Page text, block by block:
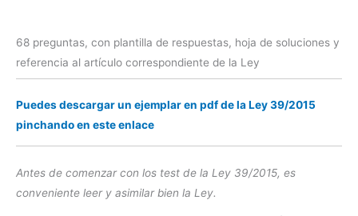
68 preguntas, con plantilla de respuestas, hoja de soluciones y
referencia al artículo correspondiente de la Ley
Puedes descargar un ejemplar en pdf de la Ley 39/2015
pinchando en este enlace
Antes de comenzar con los test de la Ley 39/2015, es
conveniente leer y asimilar bien la Ley.